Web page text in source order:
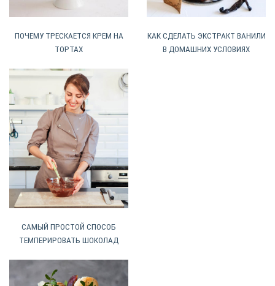
ПОЧЕМУ ТРЕСКАЕТСЯ КРЕМ НА
ТОРТАХ
КАК СДЕЛАТЬ ЭКСТРАКТ ВАНИЛИ
В ДОМАШНИХ УСЛОВИЯХ
САМЫЙ ПРОСТОЙ СПОСОБ
ТЕМПЕРИРОВАТЬ ШОКОЛАД